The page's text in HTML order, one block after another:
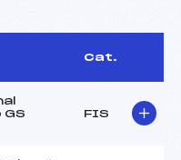
Cat.
FIS